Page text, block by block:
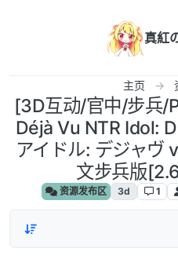
真紅
主页
[3D互动/官中/步兵/
Déjà Vu NTR Idol:
アイドル: デジャヴ
文步兵版
资源发布区 3d 1